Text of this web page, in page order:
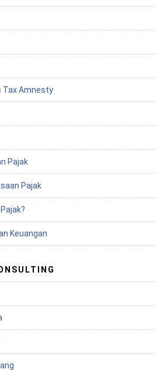
Tax Amnesty
Pajak
Pajak
Keuangan